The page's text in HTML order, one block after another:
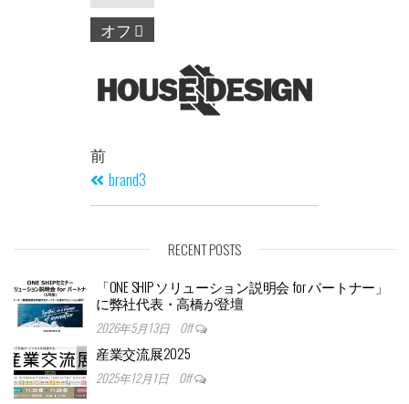
オフ
前
brand3
RECENT POSTS
「ONE SHIP ソリューション説明会 for パートナー」
に弊社代表・高橋が登壇
2026年5月13日 Off
産業交流展2025
2025年12月1日 Off